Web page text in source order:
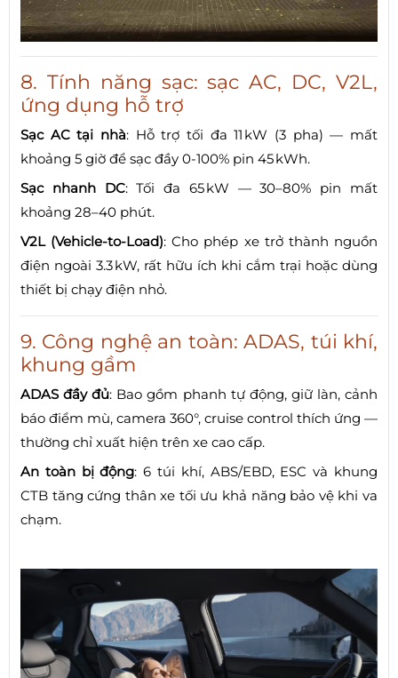
8. Tính năng sạc: sạc AC, DC, V2L,
ứng dụng hỗ trợ
Sạc AC tại nhà: Hỗ trợ tối đa 11 kW (3 pha) — mất
khoảng 5 giờ để sạc đầy 0-100% pin 45 kWh.
Sạc nhanh DC: Tối đa 65 kW — 30–80% pin mất
khoảng 28–40 phút.
V2L (Vehicle-to-Load): Cho phép xe trở thành nguồn
điện ngoài 3.3 kW, rất hữu ích khi cắm trại hoặc dùng
thiết bị chạy điện nhỏ.
9. Công nghệ an toàn: ADAS, túi khí,
khung gầm
ADAS đầy đủ: Bao gồm phanh tự động, giữ làn, cảnh
báo điểm mù, camera 360°, cruise control thích ứng —
thường chỉ xuất hiện trên xe cao cấp.
An toàn bị động: 6 túi khí, ABS/EBD, ESC và khung
CTB tăng cứng thân xe tối ưu khả năng bảo vệ khi va
chạm.